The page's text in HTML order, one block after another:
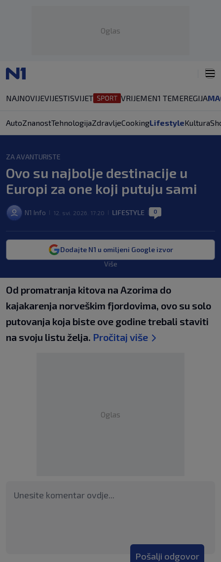
Oglas
NAJNOVIJEVIJESTISVIJET VRIJEMEN1 TEMEREGIJA
AutoZnanostTehnologijaZdravljeCookingLifestyleKultura
ZA AVANTURISTE
Ovo su najbolje destinacije u
Europi za one koji putuju sami
N1 Info 12. svi. 2026. 17:20 LIFESTYLE 0
Dodajte N1 u omiljeni Google izvor
Više
Od promatranja kitova na Azorima do
kajakarenja norveškim fjordovima, ovo su solo
putovanja koja biste ove godine trebali staviti
na svoju listu želja. Pročitaj više
Oglas
Pošalji odgovor